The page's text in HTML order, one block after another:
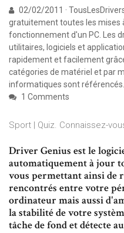
02/02/2011 ·
gratuitement toutes les mises
fonctionnement d'un PC. Les
utilitaires, logiciels et
rapidement et facilement
catégories de matériel et par
informatiques sont référencés.
1 Comments
Sport | Quiz. Connaissez-
Driver Genius est le
automatiquement à jour
vous permettant ainsi de
rencontrés entre votre
ordinateur mais aussi
la stabilité de votre
tâche de fond et détecte